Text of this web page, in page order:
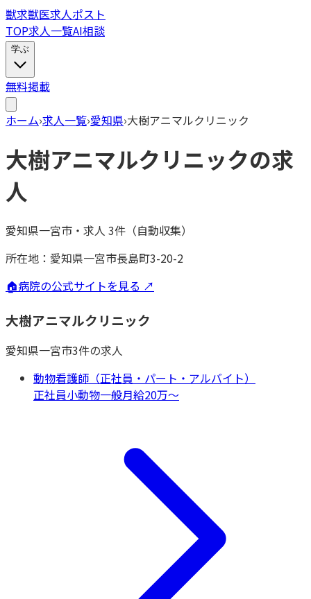
獣求獣医求人ポスト
TOP求人一覧AI相談
学ぶ
無料掲載
ホーム›求人一覧›愛知県›大樹アニマルクリニック
大樹アニマルクリニックの求
人
愛知県一宮市 ・ 求人 3件（自動収集）
所在地： 愛知県一宮市長島町3-20-2
🏠病院の公式サイトを見る ↗
大樹アニマルクリニック
愛知県一宮市3件の求人
動物看護師（正社員・パート・アルバイト）
正社員小動物一般月給20万〜